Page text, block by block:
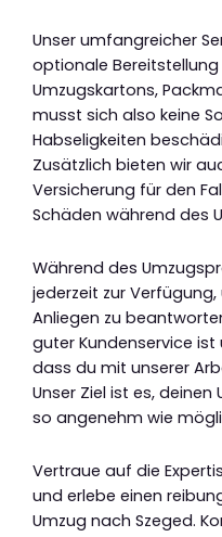
Unser umfangreicher
optionale
Umzugskartons,
musst sich also keine
Habseligkeiten
Zusätzlich bieten wir
Versicherung für den
Schäden während des
Während des
jederzeit zur
Anliegen zu
guter Kundenservice
dass du mit unserer
Unser Ziel ist es, deinen
so angenehm wie
Vertraue auf die
und erlebe einen
Umzug nach Szeged.